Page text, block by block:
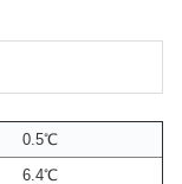
0.5℃
6.4℃